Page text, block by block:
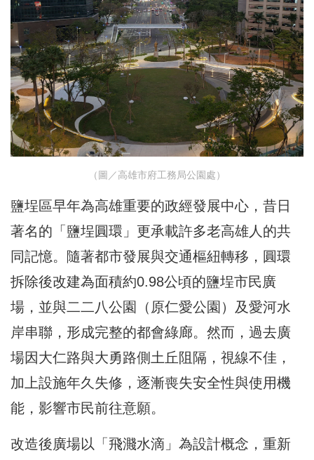
（圖／高雄市府工務局公園處）
鹽埕區早年為高雄重要的政經發展中心，昔日
著名的「鹽埕圓環」更承載許多老高雄人的共
同記憶。隨著都市發展與交通樞紐轉移，圓環
拆除後改建為面積約0.98公頃的鹽埕市民廣
場，並與二二八公園（原仁愛公園）及愛河水
岸串聯，形成完整的都會綠廊。然而，過去廣
場因大仁路與大勇路側土丘阻隔，視線不佳，
加上設施年久失修，逐漸喪失安全性與使用機
能，影響市民前往意願。
改造後廣場以「飛濺水滴」為設計概念，重新